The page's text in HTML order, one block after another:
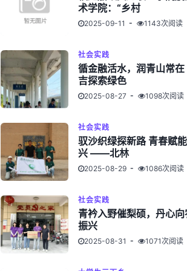
术学院：“乡村
2025-09-11 1143次阅读
社会实践
循金融活水，润青山常
吉探索绿色
2025-08-27 1098次阅读
社会实践
驭沙织绿探新路 青春赋
兴 ——北林
2025-08-29 1086次阅读
社会实践
青衿入野催梨硕，丹心向
振兴
2025-08-31 1071次阅读